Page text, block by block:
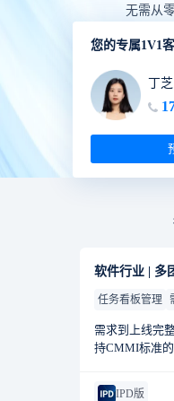
无需从
您的专属1V1
丁芝
软件行业 | 多
任务看板管理
需求到上线完
持CMMI标准的
IPD版